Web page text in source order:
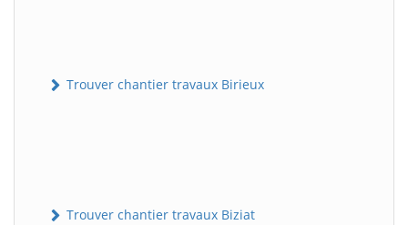
Trouver chantier travaux Birieux
Trouver chantier travaux Biziat